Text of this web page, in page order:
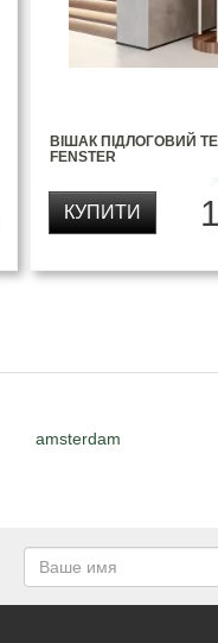
ВІШАК ПІДЛОГОВИЙ
FENSTER
КУПИТИ
amsterdam